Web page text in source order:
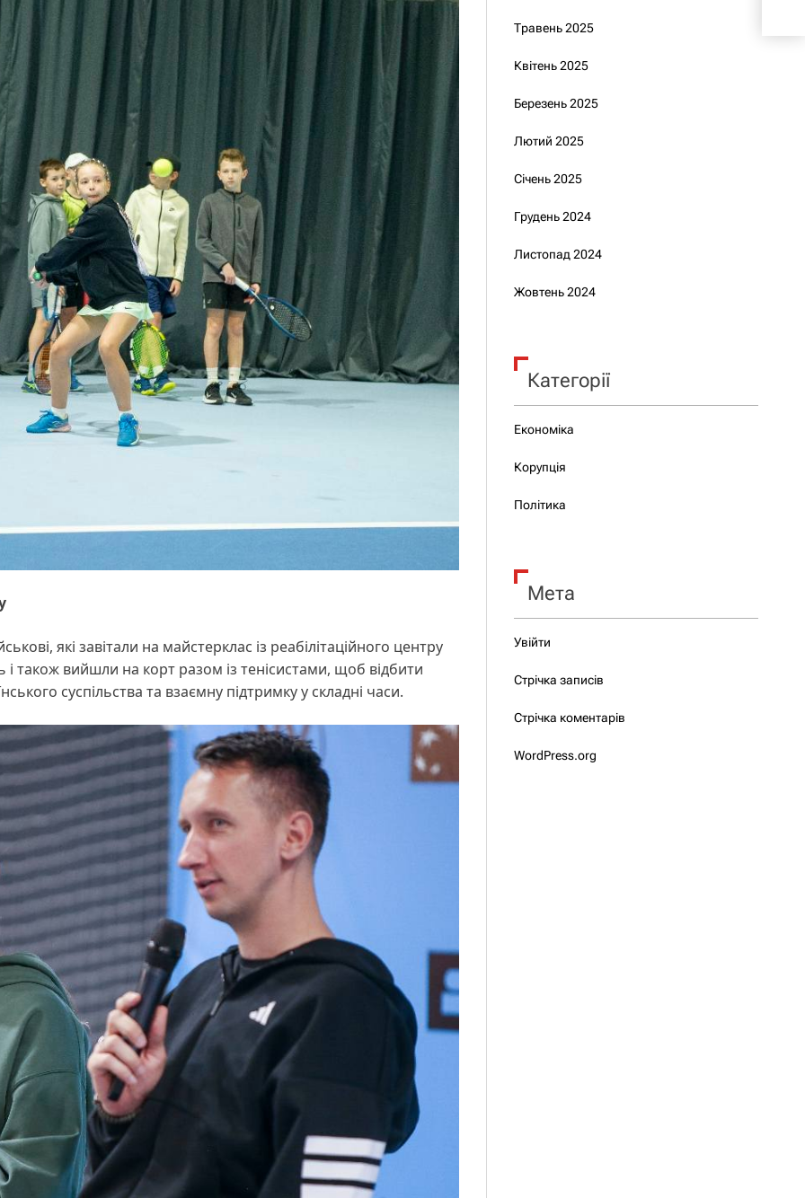
які завітали на майстерклас із реабілітаційного центру
також вийшли на корт разом із тенісистами, щоб відбити
суспільства та взаємну підтримку у складні часи.
Травень 2025
Квітень 2025
Березень 2025
Лютий 2025
Січень 2025
Грудень 2024
Листопад 2024
Жовтень 2024
Категорії
Економіка
Корупція
Політика
Мета
Увійти
Стрічка записів
Стрічка коментарів
WordPress.org